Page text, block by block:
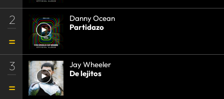
2
Danny Ocean
Partidazo
3
Jay Wheeler
De lejitos